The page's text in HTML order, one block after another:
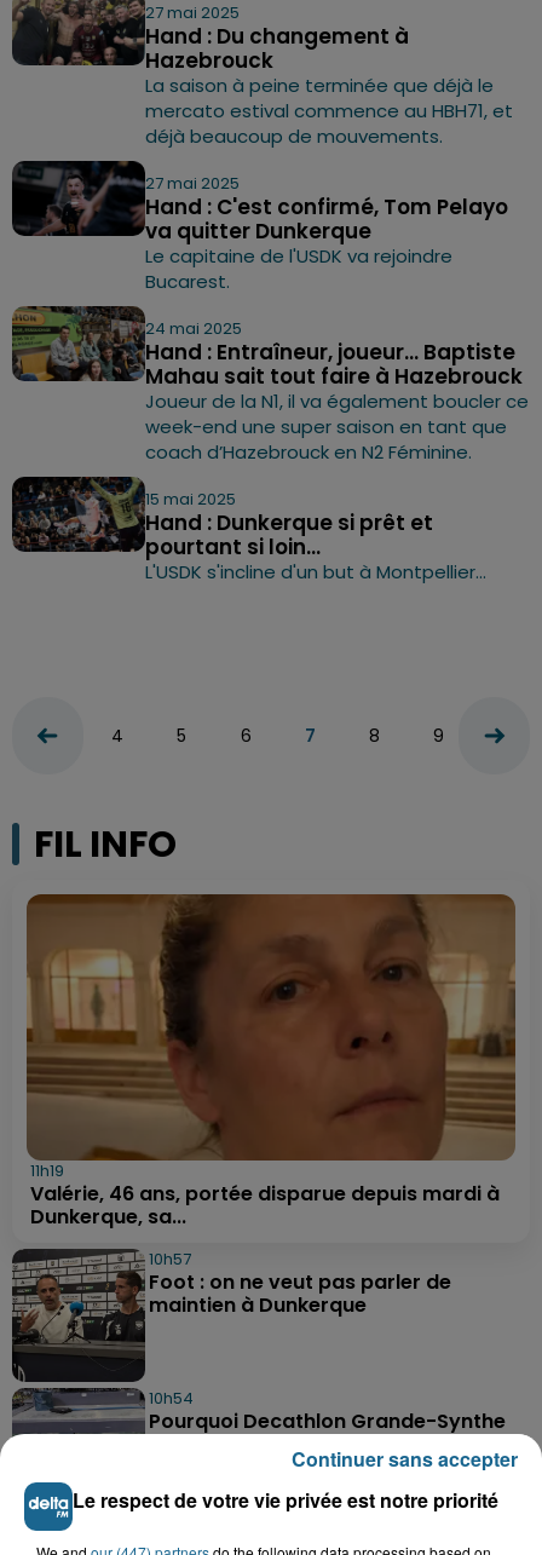
27 mai 2025
Hand : Du changement à
Hazebrouck
La saison à peine terminée que déjà le
mercato estival commence au HBH71, et
déjà beaucoup de mouvements.
27 mai 2025
Hand : C'est confirmé, Tom Pelayo
va quitter Dunkerque
Le capitaine de l'USDK va rejoindre
Bucarest.
24 mai 2025
Hand : Entraîneur, joueur… Baptiste
Mahau sait tout faire à Hazebrouck
Joueur de la N1, il va également boucler ce
week-end une super saison en tant que
coach d’Hazebrouck en N2 Féminine.
15 mai 2025
Hand : Dunkerque si prêt et
pourtant si loin...
L'USDK s'incline d'un but à Montpellier...
4 5 6 7 8 9 10
FIL INFO
11h19
Valérie, 46 ans, portée disparue depuis mardi à
Dunkerque, sa...
10h57
Foot : on ne veut pas parler de
maintien à Dunkerque
10h54
Pourquoi Decathlon Grande-Synthe
Le respect de votre vie privée est notre priorité
Continuer sans accepter